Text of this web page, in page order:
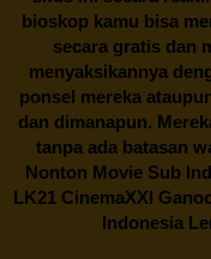
bioskop kamu bisa
secara gratis dan
menyaksikannya
ponsel mereka
dan dimanapun.
tanpa ada batasan
Nonton Movie Sub
LK21 CinemaXXI
Indonesia